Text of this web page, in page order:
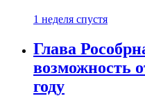
1 неделя спустя
Глава
возможность
году